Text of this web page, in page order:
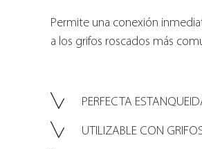
Permite una conexión
a los grifos roscados más
PERFECTA
UTILIZABLE CON